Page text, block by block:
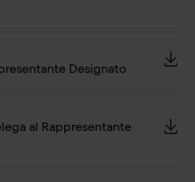
Designato
al Rappresentante